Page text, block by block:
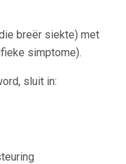
breër siekte) met
simptome).
sluit in: